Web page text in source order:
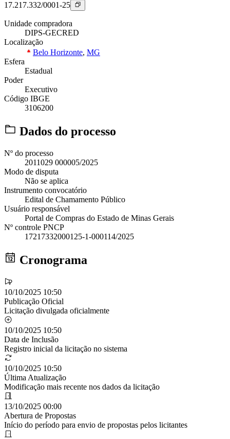
17.217.332/0001-25
Unidade compradora
DIPS-GECRED
Localização
Belo Horizonte, MG
Esfera
Estadual
Poder
Executivo
Código IBGE
3106200
Dados do processo
Nº do processo
2011029 000005/2025
Modo de disputa
Não se aplica
Instrumento convocatório
Edital de Chamamento Público
Usuário responsável
Portal de Compras do Estado de Minas Gerais
Nº controle PNCP
17217332000125-1-000114/2025
Cronograma
10/10/2025 10:50
Publicação Oficial
Licitação divulgada oficialmente
10/10/2025 10:50
Data de Inclusão
Registro inicial da licitação no sistema
10/10/2025 10:50
Última Atualização
Modificação mais recente nos dados da licitação
13/10/2025 00:00
Abertura de Propostas
Início do período para envio de propostas pelos licitantes